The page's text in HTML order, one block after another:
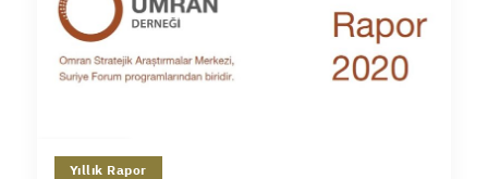
1 dk okuma
Yıllık Rapor